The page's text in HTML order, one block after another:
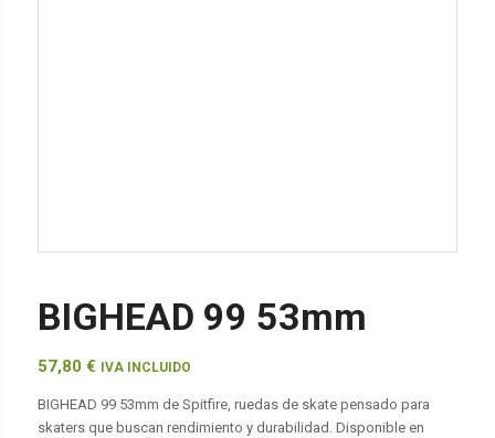
BIGHEAD 99 53mm
57,80 € IVA INCLUIDO
BIGHEAD 99 53mm de Spitfire, ruedas de skate pensado para
skaters que buscan rendimiento y durabilidad. Disponible en